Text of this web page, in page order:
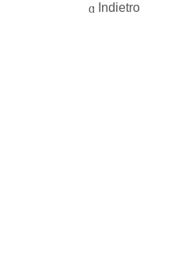
Indietro